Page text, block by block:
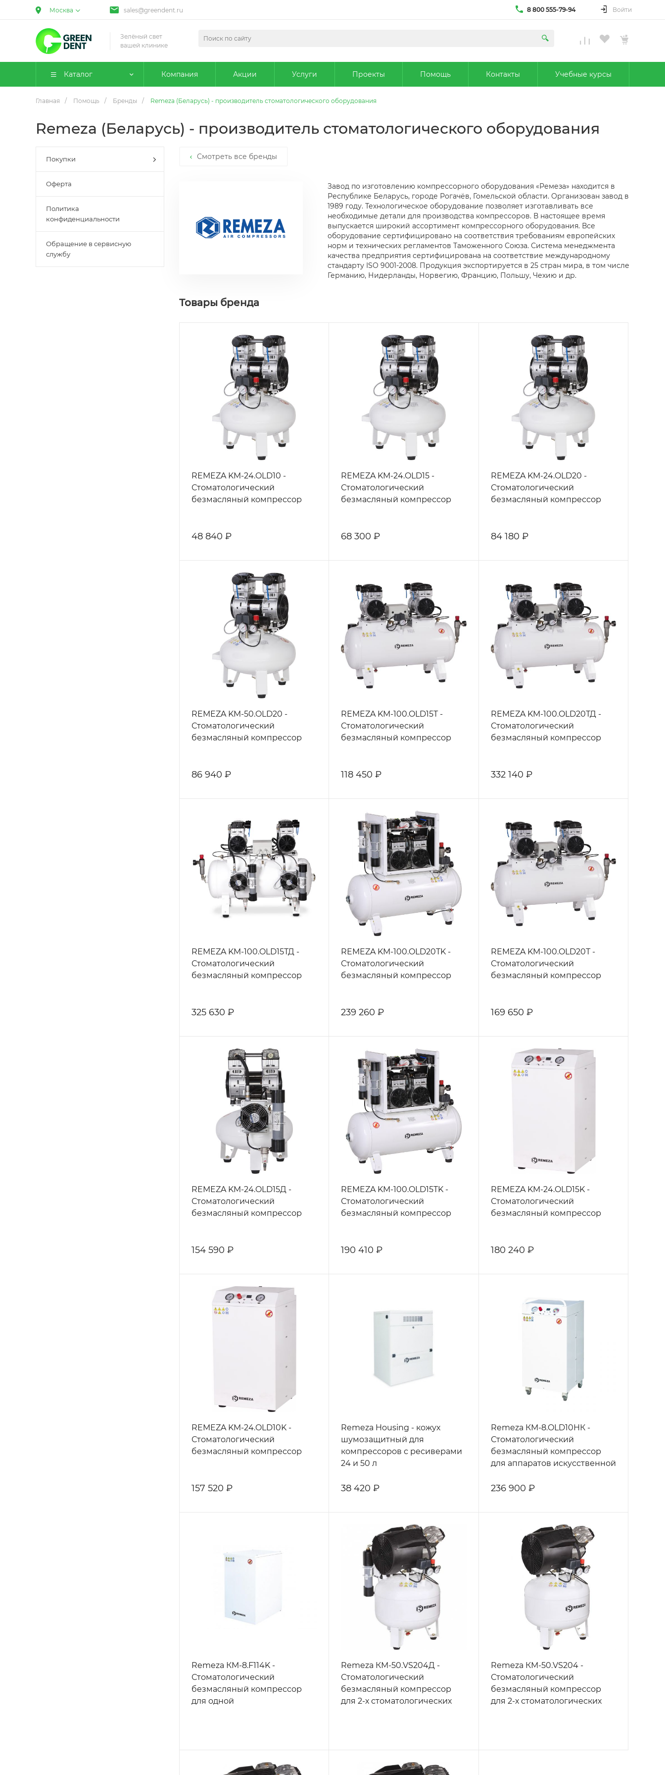
Москва sales@greendent.ru 8 800 555-79-94 Войти
Зелёный свет
вашей клинике
Каталог Компания Акции Услуги Проекты Помощь Контакты Учебные курсы
Главная / Помощь / Бренды / Remeza (Беларусь) - производитель стоматологического оборудования
Remeza (Беларусь) - производитель стоматологического оборудования
Покупки
Оферта
Политика
конфиденциальности
Обращение в сервисную
службу
Смотреть все бренды
Завод по изготовлению компрессорного оборудования «Ремеза» находится в
Республике Беларусь, городе Рогачёв, Гомельской области. Организован завод в
1989 году. Технологическое оборудование позволяет изготавливать все
необходимые детали для производства компрессоров. В настоящее время
выпускается широкий ассортимент компрессорного оборудования. Все
оборудование сертифицировано на соответствия требованиям европейских
норм и технических регламентов Таможенного Союза. Система менеджмента
качества предприятия сертифицирована на соответствие международному
стандарту ISO 9001-2008. Продукция экспортируется в 25 стран мира, в том числе
Германию, Нидерланды, Норвегию, Францию, Польшу, Чехию и др.
Товары бренда
REMEZA KM-24.OLD10 -
Стоматологический
безмасляный компрессор
48 840 ₽
REMEZA KM-24.OLD15 -
Стоматологический
безмасляный компрессор
68 300 ₽
REMEZA KM-24.OLD20 -
Стоматологический
безмасляный компрессор
84 180 ₽
REMEZA KM-50.OLD20 -
Стоматологический
безмасляный компрессор
86 940 ₽
REMEZA KM-100.OLD15Т -
Стоматологический
безмасляный компрессор
118 450 ₽
REMEZA KM-100.OLD20ТД -
Стоматологический
безмасляный компрессор
332 140 ₽
REMEZA KM-100.OLD15ТД -
Стоматологический
безмасляный компрессор
325 630 ₽
REMEZA KM-100.OLD20ТK -
Стоматологический
безмасляный компрессор
239 260 ₽
REMEZA KM-100.OLD20Т -
Стоматологический
безмасляный компрессор
169 650 ₽
REMEZA KM-24.OLD15Д -
Стоматологический
безмасляный компрессор
154 590 ₽
REMEZA KM-100.OLD15ТK -
Стоматологический
безмасляный компрессор
190 410 ₽
REMEZA KM-24.OLD15K -
Стоматологический
безмасляный компрессор
180 240 ₽
REMEZA KM-24.OLD10K -
Стоматологический
безмасляный компрессор
157 520 ₽
Remeza Housing - кожух
шумозащитный для
компрессоров с ресиверами
24 и 50 л
38 420 ₽
Remeza КМ-8.OLD10НК -
Стоматологический
безмасляный компрессор
для аппаратов искусственной
наркозно-дыхательного
236 900 ₽
Remeza КМ-8.F114K -
Стоматологический
безмасляный компрессор
для одной
Remeza КМ-50.VS204Д -
Стоматологический
безмасляный компрессор
для 2-х стоматологических
Remeza КМ-50.VS204 -
Стоматологический
безмасляный компрессор
для 2-х стоматологических